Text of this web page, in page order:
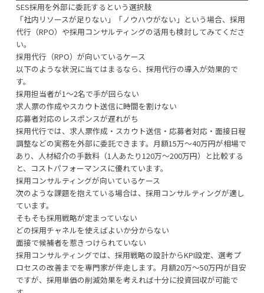
SES採用を外部に委託するという選択肢
「社内リソースが足りない」「ノウハウがない」という場合、採用
代行（RPO）や採用コンサルティングの活用も検討してみてくださ
い。
採用代行（RPO）が向いているケース
以下のような状況に当てはまるなら、採用代行の導入が効果的で
す。
採用担当者が1〜2名で手が回らない
求人票の作成やスカウト送信に時間を割けない
応募者対応のレスポンスが遅れがち
採用代行では、求人票作成・スカウト送信・応募者対応・面接日程
調整などの実務を外部に委託できます。月額15万〜40万円が相場で
あり、人材紹介の手数料（1人あたり120万〜200万円）と比較する
と、コストパフォーマンスに優れています。
採用コンサルティングが向いているケース
次のような課題を抱えている場合は、採用コンサルティングが適し
ています。
そもそも採用戦略が定まっていない
どの採用チャネルを使えばよいか分からない
面接で候補者を惹きつけられていない
採用コンサルティングでは、採用戦略の設計からKPI設定、選考プ
ロセスの改善までを専門家が伴走します。月額20万〜50万円が目安
ですが、採用単価の削減効果を考えれば十分に投資回収が可能で